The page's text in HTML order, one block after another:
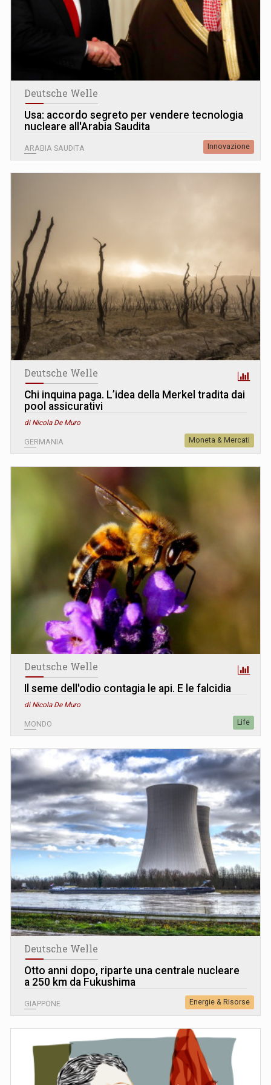
Deutsche Welle
Usa: accordo segreto per vendere tecnologia
nucleare all'Arabia Saudita
ARABIA SAUDITA Innovazione
Deutsche Welle
Chi inquina paga. L’idea della Merkel tradita dai
pool assicurativi
di Nicola De Muro
GERMANIA Moneta & Mercati
Deutsche Welle
Il seme dell'odio contagia le api. E le falcidia
di Nicola De Muro
MONDO Life
Deutsche Welle
Otto anni dopo, riparte una centrale nucleare
a 250 km da Fukushima
GIAPPONE Energie & Risorse